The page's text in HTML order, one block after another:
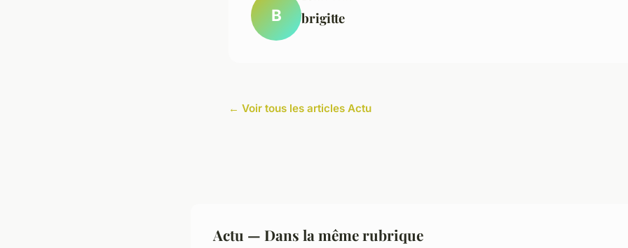
B brigitte
← Voir tous les articles Actu
Actu — Dans la même rubrique